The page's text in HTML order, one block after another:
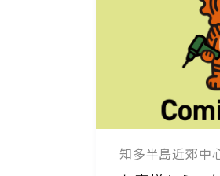
知多半島近郊中